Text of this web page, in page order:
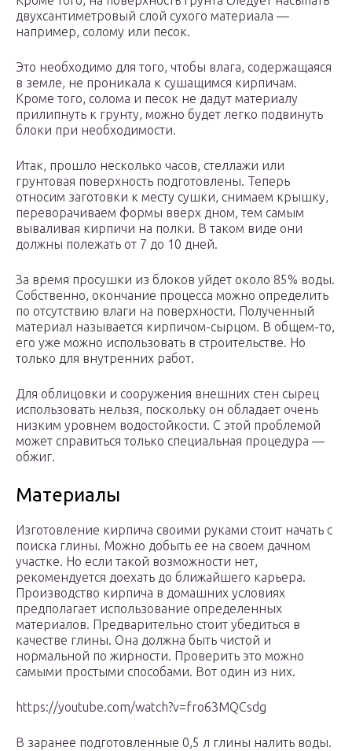
двухсантиметровый слой сухого материала —
например, солому или песок.
Это необходимо для того, чтобы влага, содержащаяся
в земле, не проникала к сушащимся кирпичам.
Кроме того, солома и песок не дадут материалу
прилипнуть к грунту, можно будет легко подвинуть
блоки при необходимости.
Итак, прошло несколько часов, стеллажи или
грунтовая поверхность подготовлены. Теперь
относим заготовки к месту сушки, снимаем крышку,
переворачиваем формы вверх дном, тем самым
вываливая кирпичи на полки. В таком виде они
должны полежать от 7 до 10 дней.
За время просушки из блоков уйдет около 85% воды.
Собственно, окончание процесса можно определить
по отсутствию влаги на поверхности. Полученный
материал называется кирпичом-сырцом. В общем-то,
его уже можно использовать в строительстве. Но
только для внутренних работ.
Для облицовки и сооружения внешних стен сырец
использовать нельзя, поскольку он обладает очень
низким уровнем водостойкости. С этой проблемой
может справиться только специальная процедура —
обжиг.
Материалы
Изготовление кирпича своими руками стоит начать с
поиска глины. Можно добыть ее на своем дачном
участке. Но если такой возможности нет,
рекомендуется доехать до ближайшего карьера.
Производство кирпича в домашних условиях
предполагает использование определенных
материалов. Предварительно стоит убедиться в
качестве глины. Она должна быть чистой и
нормальной по жирности. Проверить это можно
самыми простыми способами. Вот один из них.
https://youtube.com/watch?v=fro63MQCsdg
В заранее подготовленные 0,5 л глины налить воды.